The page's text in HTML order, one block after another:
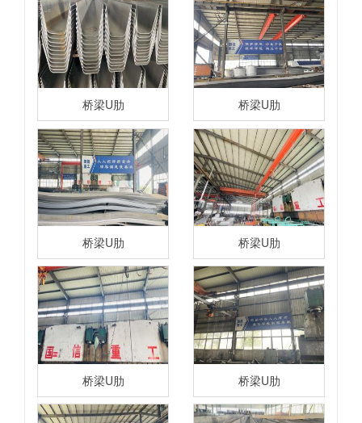
桥梁U肋 桥梁U肋
桥梁U肋 桥梁U肋
桥梁U肋 桥梁U肋